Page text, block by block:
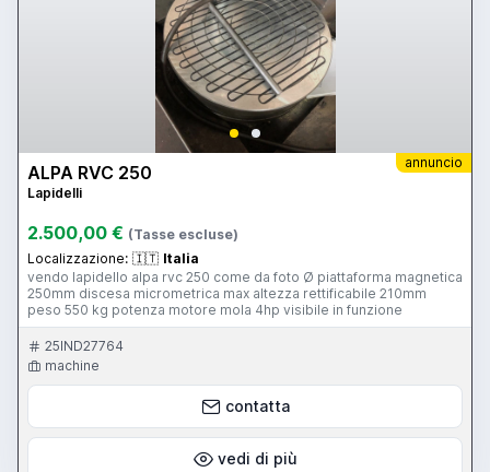
annuncio
ALPA RVC 250
Lapidelli
2.500,00 € (Tasse escluse)
Localizzazione: 🇮🇹 Italia
vendo lapidello alpa rvc 250 come da foto Ø piattaforma magnetica
250mm discesa micrometrica max altezza rettificabile 210mm
peso 550 kg potenza motore mola 4hp visibile in funzione
25IND27764
machine
contatta
vedi di più